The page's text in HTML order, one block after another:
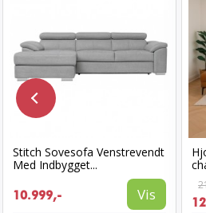
Stitch Sovesofa Venstrevendt
Med Indbygget...
10.999,- Vis